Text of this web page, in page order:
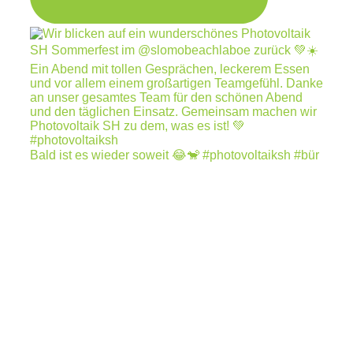
Bald ist es wieder soweit 😂🐒 #photovoltaiksh #bür